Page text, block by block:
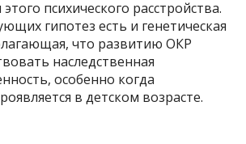
психического расстройства.
гипотез есть и генетическая
что развитию ОКР
наследственная
особенно когда
в детском возрасте.